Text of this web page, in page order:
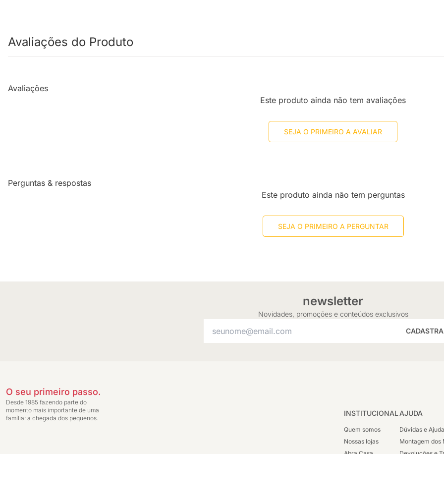
Avaliações do Produto
Avaliações
Este produto ainda não tem avaliações
SEJA O PRIMEIRO A AVALIAR
Perguntas & respostas
Este produto ainda não tem perguntas
SEJA O PRIMEIRO A PERGUNTAR
newsletter
Novidades, promoções e conteúdos exclusivos
O seu primeiro passo.
Desde 1985 fazendo parte do
momento mais importante de uma
família: a chegada dos pequenos.
INSTITUCIONAL
Quem somos
Nossas lojas
Abra Casa
AJUDA
Dúvidas e
Montagem dos
Devoluções e